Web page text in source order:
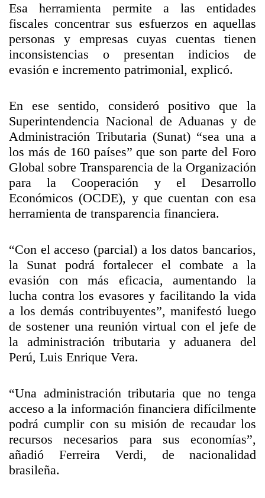
Esa herramienta permite a las entidades
fiscales concentrar sus esfuerzos en aquellas
personas y empresas cuyas cuentas tienen
inconsistencias o presentan indicios de
evasión e incremento patrimonial, explicó.
En ese sentido, consideró positivo que la
Superintendencia Nacional de Aduanas y de
Administración Tributaria (Sunat) “sea una a
los más de 160 países” que son parte del Foro
Global sobre Transparencia de la Organización
para la Cooperación y el Desarrollo
Económicos (OCDE), y que cuentan con esa
herramienta de transparencia financiera.
“Con el acceso (parcial) a los datos bancarios,
la Sunat podrá fortalecer el combate a la
evasión con más eficacia, aumentando la
lucha contra los evasores y facilitando la vida
a los demás contribuyentes”, manifestó luego
de sostener una reunión virtual con el jefe de
la administración tributaria y aduanera del
Perú, Luis Enrique Vera.
“Una administración tributaria que no tenga
acceso a la información financiera difícilmente
podrá cumplir con su misión de recaudar los
recursos necesarios para sus economías”,
añadió Ferreira Verdi, de nacionalidad
brasileña.